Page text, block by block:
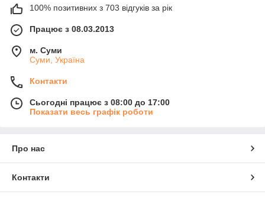
100% позитивних з 703 відгуків за рік
Працює з 08.03.2013
м. Суми
Суми, Україна
Контакти
Сьогодні працює з 08:00 до 17:00
Показати весь графік роботи
Про нас
Контакти